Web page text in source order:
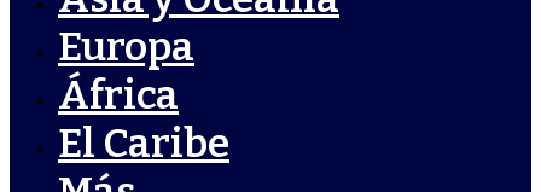
Europa
África
El Caribe